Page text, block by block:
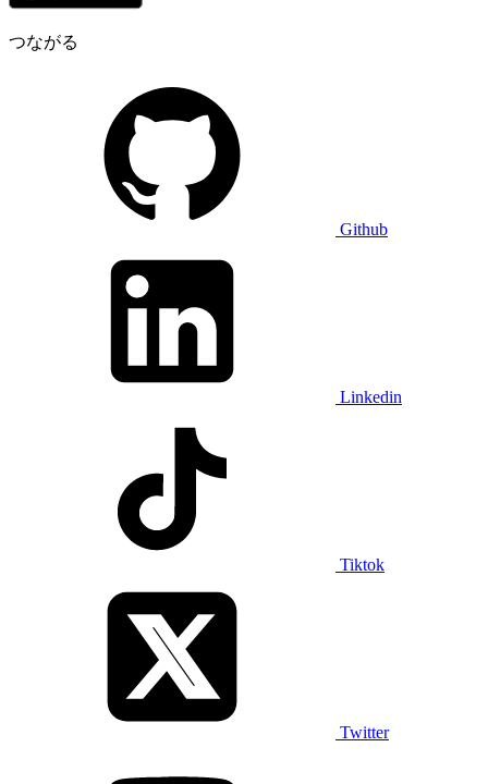
つながる
Github
Linkedin
Tiktok
Twitter